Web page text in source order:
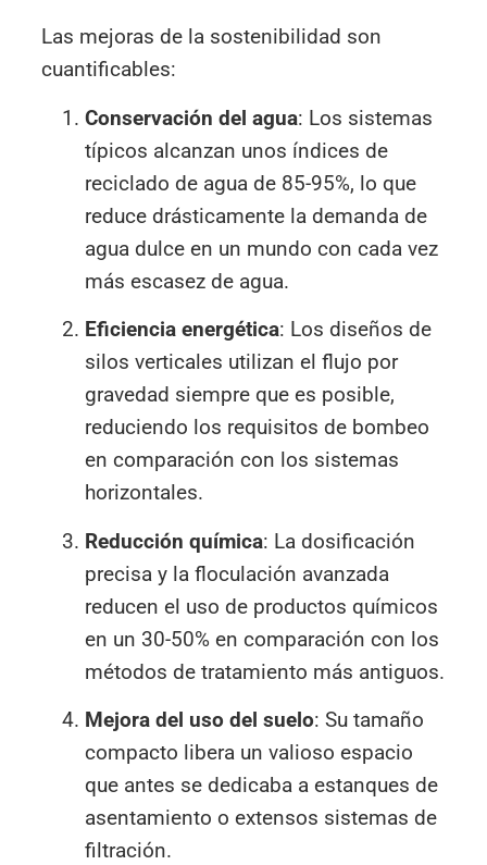
Las mejoras de la sostenibilidad son
cuantificables:
Conservación del agua: Los sistemas
típicos alcanzan unos índices de
reciclado de agua de 85-95%, lo que
reduce drásticamente la demanda de
agua dulce en un mundo con cada vez
más escasez de agua.
Eficiencia energética: Los diseños de
silos verticales utilizan el flujo por
gravedad siempre que es posible,
reduciendo los requisitos de bombeo
en comparación con los sistemas
horizontales.
Reducción química: La dosificación
precisa y la floculación avanzada
reducen el uso de productos químicos
en un 30-50% en comparación con los
métodos de tratamiento más antiguos.
Mejora del uso del suelo: Su tamaño
compacto libera un valioso espacio
que antes se dedicaba a estanques de
asentamiento o extensos sistemas de
filtración.